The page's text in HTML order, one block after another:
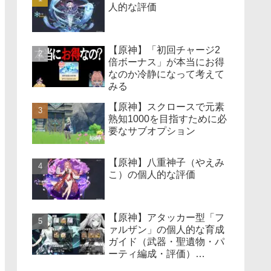
人的な評価
【原神】「初回チャージ2
倍ボーナス」が本当にお得
なのか冷静になって考えて
みる
【原神】スクロースで元素
熟知1000を目指すために必
要なサブオプション
【原神】八重神子（やえみ
こ）の個人的な評価
【原神】アタッカー型「フ
ァルザン」の個人的な育成
ガイド（武器・聖遺物・パ
ーティ編成・評価）